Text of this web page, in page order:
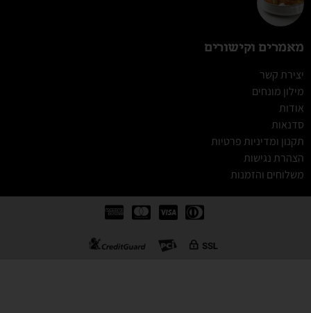
מאמרים וקישורים
יצירת קשר
מילון מונחים
אודות
סדנאות
תקנון ומדיניות פרטיות
הצהרת נגישות
משלוחים והזמנות